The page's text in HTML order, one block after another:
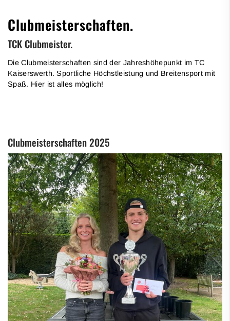
Clubmeisterschaften.
TCK Clubmeister.
Die Clubmeisterschaften sind der Jahreshöhepunkt im TC
Kaiserswerth. Sportliche Höchstleistung und Breitensport mit
Spaß. Hier ist alles möglich!
Clubmeisterschaften 2025